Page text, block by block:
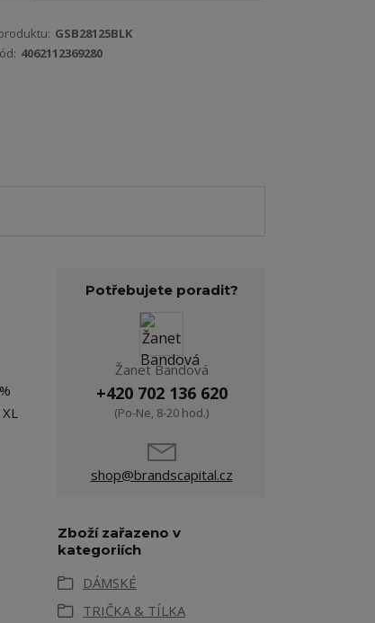
GSB28125BLK
4062112369280
Potřebujete poradit?
Žanet Bandová
+420 702 136 620
(Po-Ne, 8-20 hod.)
shop@brandscapital.cz
Zboží zařazeno v
kategoriích
DÁMSKÉ
TRIČKA & TÍLKA